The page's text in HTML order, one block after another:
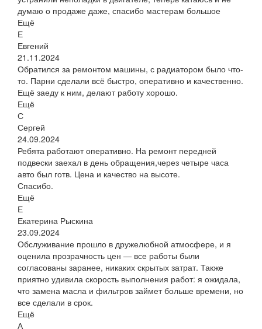
думаю о продаже даже, спасибо мастерам большое
Ещё
Е
Евгений
21.11.2024
Обратился за ремонтом машины, с радиатором было что-
то. Парни сделали всё быстро, оперативно и качественно.
Ещё заеду к ним, делают работу хорошо.
Ещё
С
Сергей
24.09.2024
Ребята работают оперативно. На ремонт передней
подвески заехал в день обращения,через четыре часа
авто был готв. Цена и качество на высоте.
Спасибо.
Ещё
Е
Екатерина Рыскина
23.09.2024
Обслуживание прошло в дружелюбной атмосфере, и я
оценила прозрачность цен — все работы были
согласованы заранее, никаких скрытых затрат. Также
приятно удивила скорость выполнения работ: я ожидала,
что замена масла и фильтров займет больше времени, но
все сделали в срок.
Ещё
А